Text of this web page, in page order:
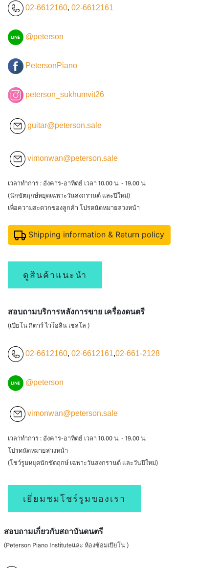
02-6612160, 02-6612161
@peterson
PetersonPiano
peterson_sukhumvit26
guitar@peterson.sale
vimonwan@peterson.sale
เวลาทำการ : อังคาร-อาทิตย์ เวลา 10.00 น. - 19.00 น.
(นักขัตฤกษ์หยุดเฉพาะวันสงกรานต์ และปีใหม่)
เพื่อความสะดวกของลูกค้า โปรดนัดหมายล่วงหน้า
Shipping information & Return policy
ดูสินค้าแนะนำ
สอบถามบริการหลังการขาย เครื่องดนตรี
(เปียโน กีตาร์ ไวโอลิน เชลโล )
02-6612160, 02-6612161,02-661-2128
@peterson
vimonwan@peterson.sale
เวลาทำการ : อังคาร-อาทิตย์ เวลา 10.00 น. - 19.00 น.
โปรดนัดหมายล่วงหน้า
(โชว์รูมหยุดนักขัตฤกษ์ เฉพาะวันสงกรานต์ และวันปีใหม่)
เยี่ยมชมโชร์รูมของเรา
สอบถามเกี่ยวกับสถาบันดนตรี
(Peterson Piano Instituteและ ห้องซ้อมเปียโน )